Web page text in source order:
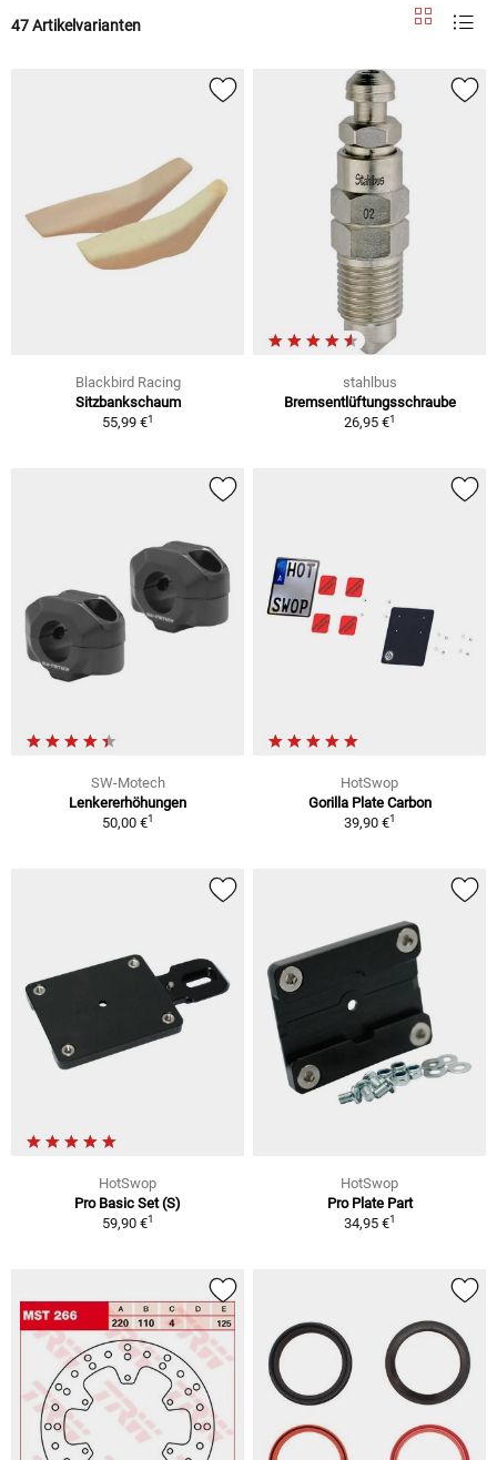
47 Artikelvarianten
Blackbird Racing
Sitzbankschaum
55,99 €1
stahlbus
Bremsentlüftungsschraube
26,95 €1
SW-Motech
Lenkererhöhungen
50,00 €1
HotSwop
Gorilla Plate Carbon
39,90 €1
HotSwop
Pro Basic Set (S)
59,90 €1
HotSwop
Pro Plate Part
34,95 €1